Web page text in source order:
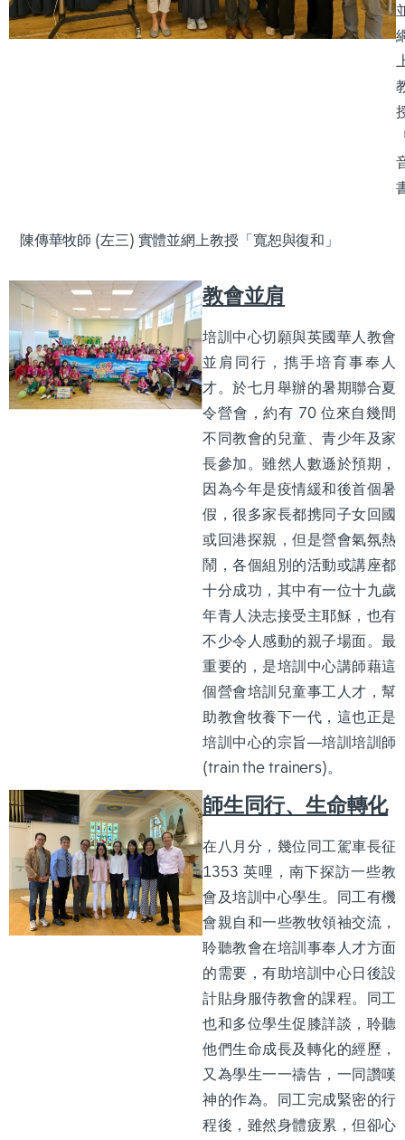
陳傳華牧師 (左三) 實體並網上教授「寬恕與復和」
教會並肩
培訓中心切願與英國華人教會
並肩同行，擕手培育事奉人
才。於七月舉辦的暑期聯合夏
令營會，約有 70 位來自幾間
不同教會的兒童、青少年及家
長參加。雖然人數遜於預期，
因為今年是疫情緩和後首個暑
假，很多家長都携同子女回國
或回港探親，但是營會氣氛熱
鬧，各個組別的活動或講座都
十分成功，其中有一位十九歲
年青人決志接受主耶穌，也有
不少令人感動的親子場面。最
重要的，是培訓中心講師藉這
個營會培訓兒童事工人才，幫
助教會牧養下一代，這也正是
培訓中心的宗旨—培訓培訓師
(train the trainers)。
師生同行、生命轉化
在八月分，幾位同工駕車長征
1353 英哩，南下探訪一些教
會及培訓中心學生。同工有機
會親自和一些教牧領袖交流，
聆聽教會在培訓事奉人才方面
的需要，有助培訓中心日後設
計貼身服侍教會的課程。同工
也和多位學生促膝詳談，聆聽
他們生命成長及轉化的經歷，
又為學生一一禱告，一同讚嘆
神的作為。同工完成緊密的行
程後，雖然身體疲累，但卻心